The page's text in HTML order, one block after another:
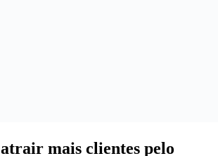
atrair mais clientes pelo